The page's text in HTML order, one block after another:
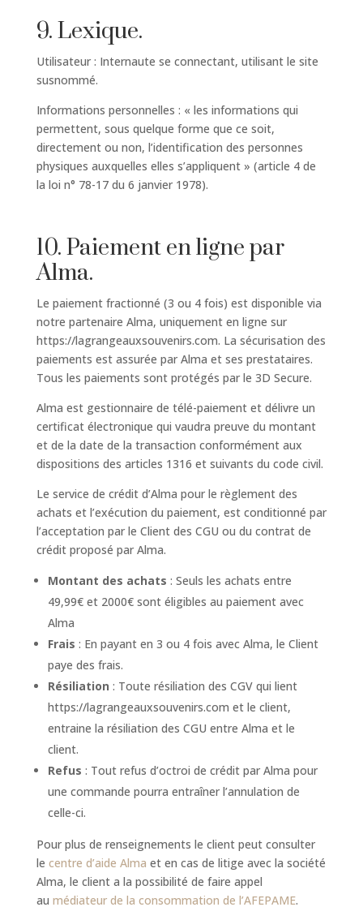
9. Lexique.
Utilisateur : Internaute se connectant, utilisant le site
susnommé.
Informations personnelles : « les informations qui
permettent, sous quelque forme que ce soit,
directement ou non, l’identification des personnes
physiques auxquelles elles s’appliquent » (article 4 de
la loi n° 78-17 du 6 janvier 1978).
10. Paiement en ligne par
Alma.
Le paiement fractionné (3 ou 4 fois) est disponible via
notre partenaire Alma, uniquement en ligne sur
https://lagrangeauxsouvenirs.com. La sécurisation des
paiements est assurée par Alma et ses prestataires.
Tous les paiements sont protégés par le 3D Secure.
Alma est gestionnaire de télé-paiement et délivre un
certificat électronique qui vaudra preuve du montant
et de la date de la transaction conformément aux
dispositions des articles 1316 et suivants du code civil.
Le service de crédit d’Alma pour le règlement des
achats et l’exécution du paiement, est conditionné par
l’acceptation par le Client des CGU ou du contrat de
crédit proposé par Alma.
Montant des achats : Seuls les achats entre
49,99€ et 2000€ sont éligibles au paiement avec
Alma
Frais : En payant en 3 ou 4 fois avec Alma, le Client
paye des frais.
Résiliation : Toute résiliation des CGV qui lient
https://lagrangeauxsouvenirs.com et le client,
entraine la résiliation des CGU entre Alma et le
client.
Refus : Tout refus d’octroi de crédit par Alma pour
une commande pourra entraîner l’annulation de
celle-ci.
Pour plus de renseignements le client peut consulter
le centre d’aide Alma et en cas de litige avec la société
Alma, le client a la possibilité de faire appel
au médiateur de la consommation de l’AFEPAME.